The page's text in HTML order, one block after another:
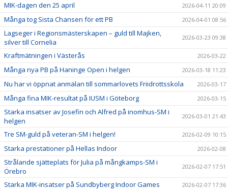
MIK-dagen den 25 april 2026-04-11 20:09
Många tog Sista Chansen för ett PB 2026-04-01 08:56
Lagseger i Regionsmästerskapen – guld till Majken,
silver till Cornelia
2026-03-23 09:38
Kraftmätningen i Västerås 2026-03-22
Många nya PB på Haninge Open i helgen 2026-03-18 11:23
Nu har vi öppnat anmälan till sommarlovets Friidrottsskola 2026-03-17
Många fina MIK-resultat på IUSM i Göteborg 2026-03-15
Starka insatser av Josefin och Alfred på inomhus-SM i
helgen
2026-03-01 21:43
Tre SM-guld på veteran-SM i helgen! 2026-02-09 10:15
Starka prestationer på Hellas Indoor 2026-02-08
Strålande sjätteplats för Julia på mångkamps-SM i
Örebro
2026-02-07 17:51
Starka MIK-insatser på Sundbyberg Indoor Games 2026-02-07 17:36